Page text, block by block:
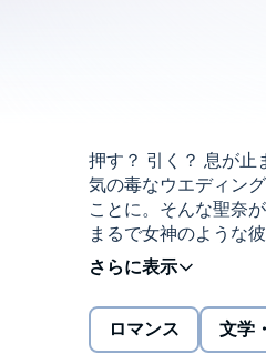
押す？ 引く？ 息が止
気の毒なウエディン
ことに。そんな聖奈
まるで女神のような
界的フォトグラファ
る玲央。そろそろ結
件」か。それぞれの
彼女が選ぶ未来とは
ロマンス 文学